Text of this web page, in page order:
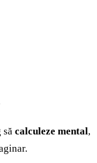
calculeze mental,